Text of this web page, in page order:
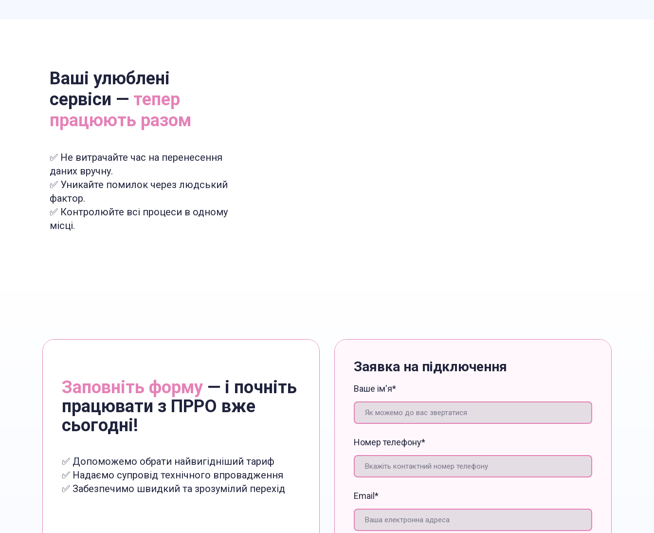
Ваші улюблені
сервіси — тепер
працюють разом
✅ Не витрачайте час на перенесення
даних вручну.
✅ Уникайте помилок через людський
фактор.
✅ Контролюйте всі процеси в одному
місці.
Заповніть форму — і почніть
працювати з ПРРО вже
сьогодні!
✅ Допоможемо обрати найвигідніший тариф
✅ Надаємо супровід технічного впровадження
✅ Забезпечимо швидкий та зрозумілий перехід
Заявка на підключення
Ваше ім'я*
Номер телефону*
Email*